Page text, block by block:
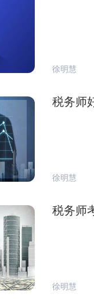
徐明慧
税务师
徐明慧
税务师
徐明慧